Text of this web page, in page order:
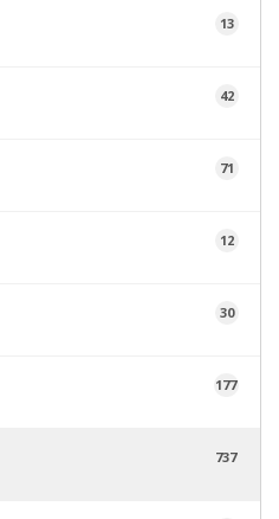
13
42
71
12
30
177
737